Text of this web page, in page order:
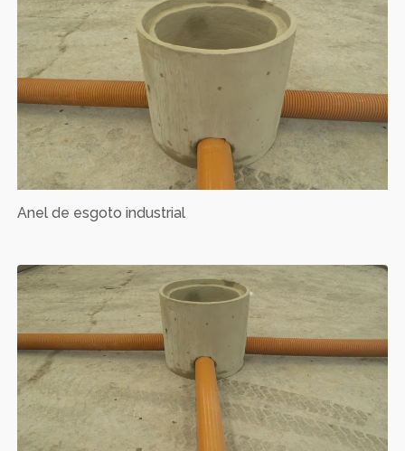
Anel de esgoto industrial